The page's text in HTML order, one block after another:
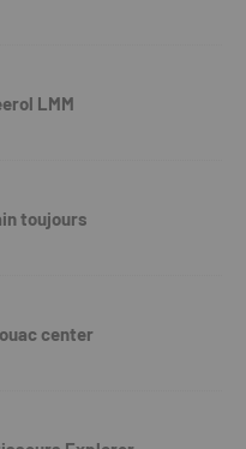
LMM
toujours
center